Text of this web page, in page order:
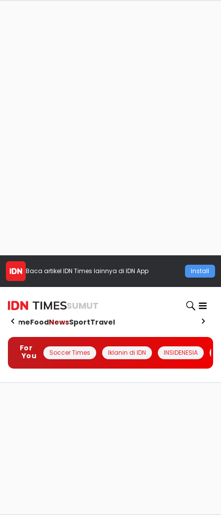
Baca artikel IDN Times lainnya di IDN App Install
SUMUT
HomeFoodNewsSportTravel
For
You
Soccer Times Iklanin di IDN INSIDENESIA